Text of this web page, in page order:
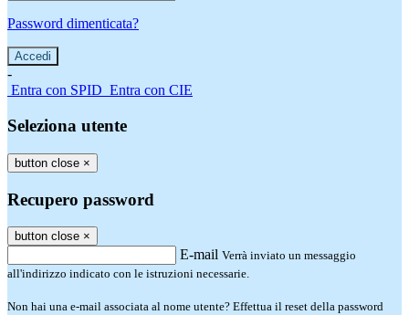
Password dimenticata?
-
Entra con SPID Entra con CIE
Seleziona utente
button close ×
Recupero password
button close ×
E-mail Verrà inviato un messaggio
all'indirizzo indicato con le istruzioni necessarie.
Non hai una e-mail associata al nome utente? Effettua il reset della password